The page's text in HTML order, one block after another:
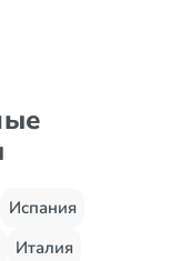
Испания
Италия